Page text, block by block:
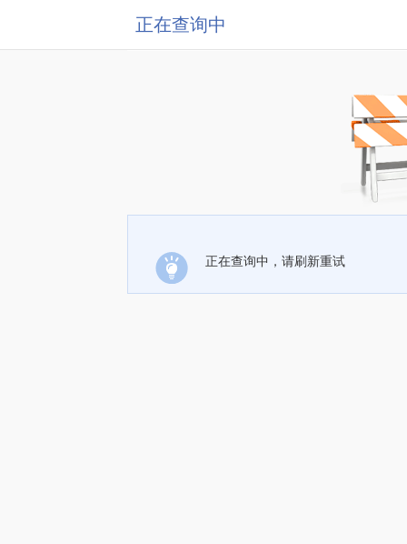
正在查询中
正在查询中，请刷新重试